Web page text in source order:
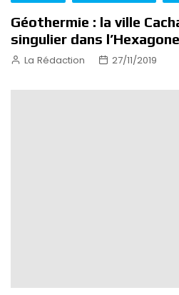
Géothermie : la ville
singulier dans l’Hexagone
La Rédaction 27/11/2019